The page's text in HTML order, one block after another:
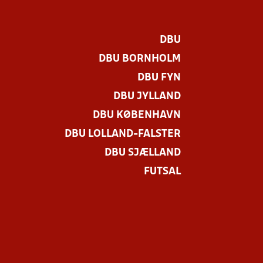
DBU
DBU BORNHOLM
DBU FYN
DBU JYLLAND
DBU KØBENHAVN
DBU LOLLAND-FALSTER
DBU SJÆLLAND
FUTSAL